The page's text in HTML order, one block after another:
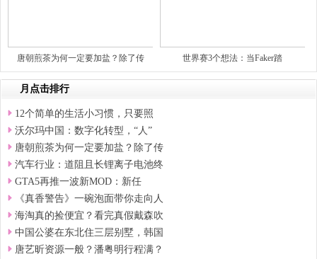
唐朝煎茶为何一定要加盐？除了传 世界赛3个想法：当Faker踏
月点击排行
12个简单的生活小习惯，只要照
沃尔玛中国：数字化转型，“人”
唐朝煎茶为何一定要加盐？除了传
汽车行业：道阻且长锂离子电池终
GTA5再推一波新MOD：新任
《真香警告》一碗泡面带你走向人
海淘真的捡便宜？看完真假戴森吹
中国公婆在东北住三层别墅，韩国
唐艺昕资源一般？潘粤明行程满？